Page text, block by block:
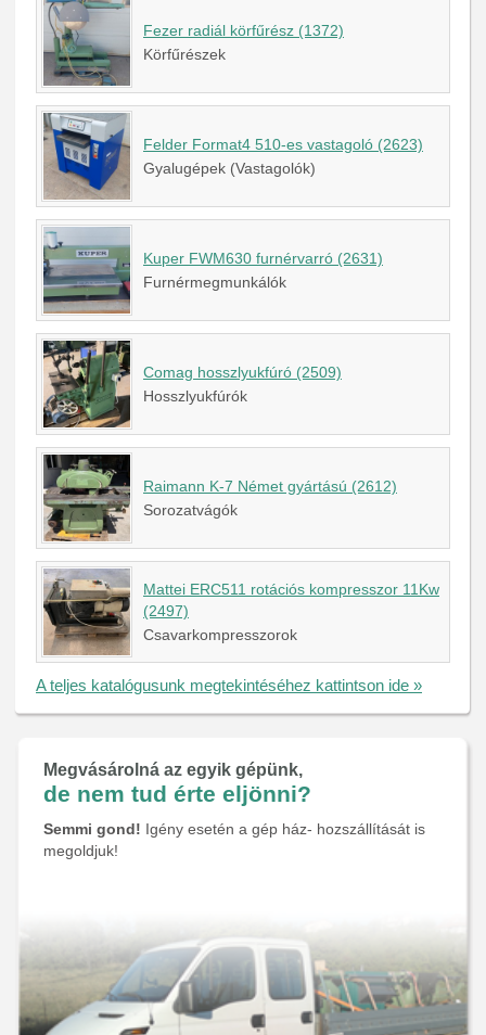
Fezer radiál körfűrész (1372)
Körfűrészek
Felder Format4 510-es vastagoló (2623)
Gyalugépek (Vastagolók)
Kuper FWM630 furnérvarró (2631)
Furnérmegmunkálók
Comag hosszlyukfúró (2509)
Hosszlyukfúrók
Raimann K-7 Német gyártású (2612)
Sorozatvágók
Mattei ERC511 rotációs kompresszor 11Kw
(2497)
Csavarkompresszorok
A teljes katalógusunk megtekintéséhez kattintson ide »
Megvásárolná az egyik gépünk,
de nem tud érte eljönni?
Semmi gond! Igény esetén a gép ház- hozszállítását is
megoldjuk!